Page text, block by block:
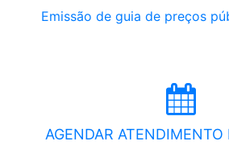
Emissão de guia de preços
AGENDAR ATENDIMENTO